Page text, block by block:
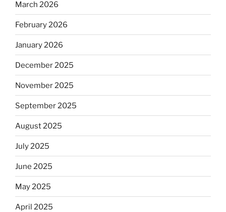
March 2026
February 2026
January 2026
December 2025
November 2025
September 2025
August 2025
July 2025
June 2025
May 2025
April 2025